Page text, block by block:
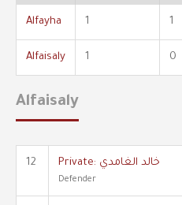
Alfayha 1 1
Alfaisaly 1 0
Alfaisaly
12 Private: خالد الغامدي
Defender